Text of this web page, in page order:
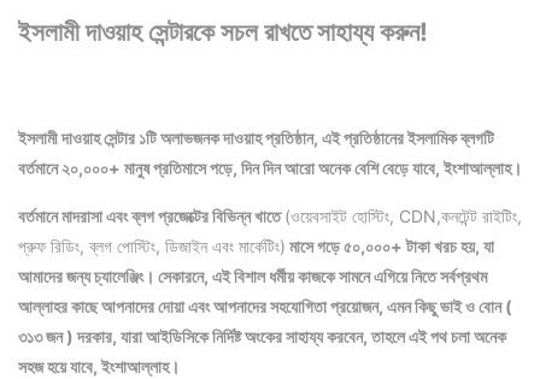
ইসলামী দাওয়াহ সেন্টারকে সচল রাখতে সাহায্য করুন!
ইসলামী দাওয়াহ সেন্টার ১টি অলাভজনক দাওয়াহ প্রতিষ্ঠান, এই প্রতিষ্ঠানের ইসলামিক ব্লগটি
বর্তমানে ২০,০০০+ মানুষ প্রতিমাসে পড়ে, দিন দিন আরো অনেক বেশি বেড়ে যাবে, ইংশাআল্লাহ।
বর্তমানে মাদরাসা এবং ব্লগ প্রজেক্টের বিভিন্ন খাতে(ওয়েবসাইট হোস্টিং, CDN,কনটেন্ট রাইটিং,
প্রুফ রিডিং, ব্লগ পোস্টিং, ডিজাইন এবং মার্কেটিং) মাসে গড়ে ৫০,০০০+ টাকা খরচ হয়, যা
আমাদের জন্য চ্যালেঞ্জিং। সেকারনে, এই বিশাল ধর্মীয় কাজকে সামনে এগিয়ে নিতে সর্বপ্রথম
আল্লাহর কাছে আপনাদের দোয়া এবং আপনাদের সহযোগিতা প্রয়োজন, এমন কিছু ভাই ও বোন (
৩১৩ জন ) দরকার, যারা আইডিসিকে নির্দিষ্ট অংকের সাহায্য করবেন, তাহলে এই পথ চলা অনেক
সহজ হয়ে যাবে, ইংশাআল্লাহ।